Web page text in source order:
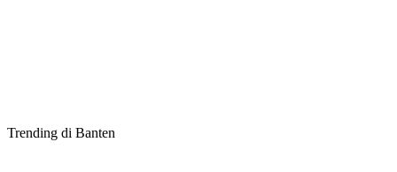
Trending di Banten